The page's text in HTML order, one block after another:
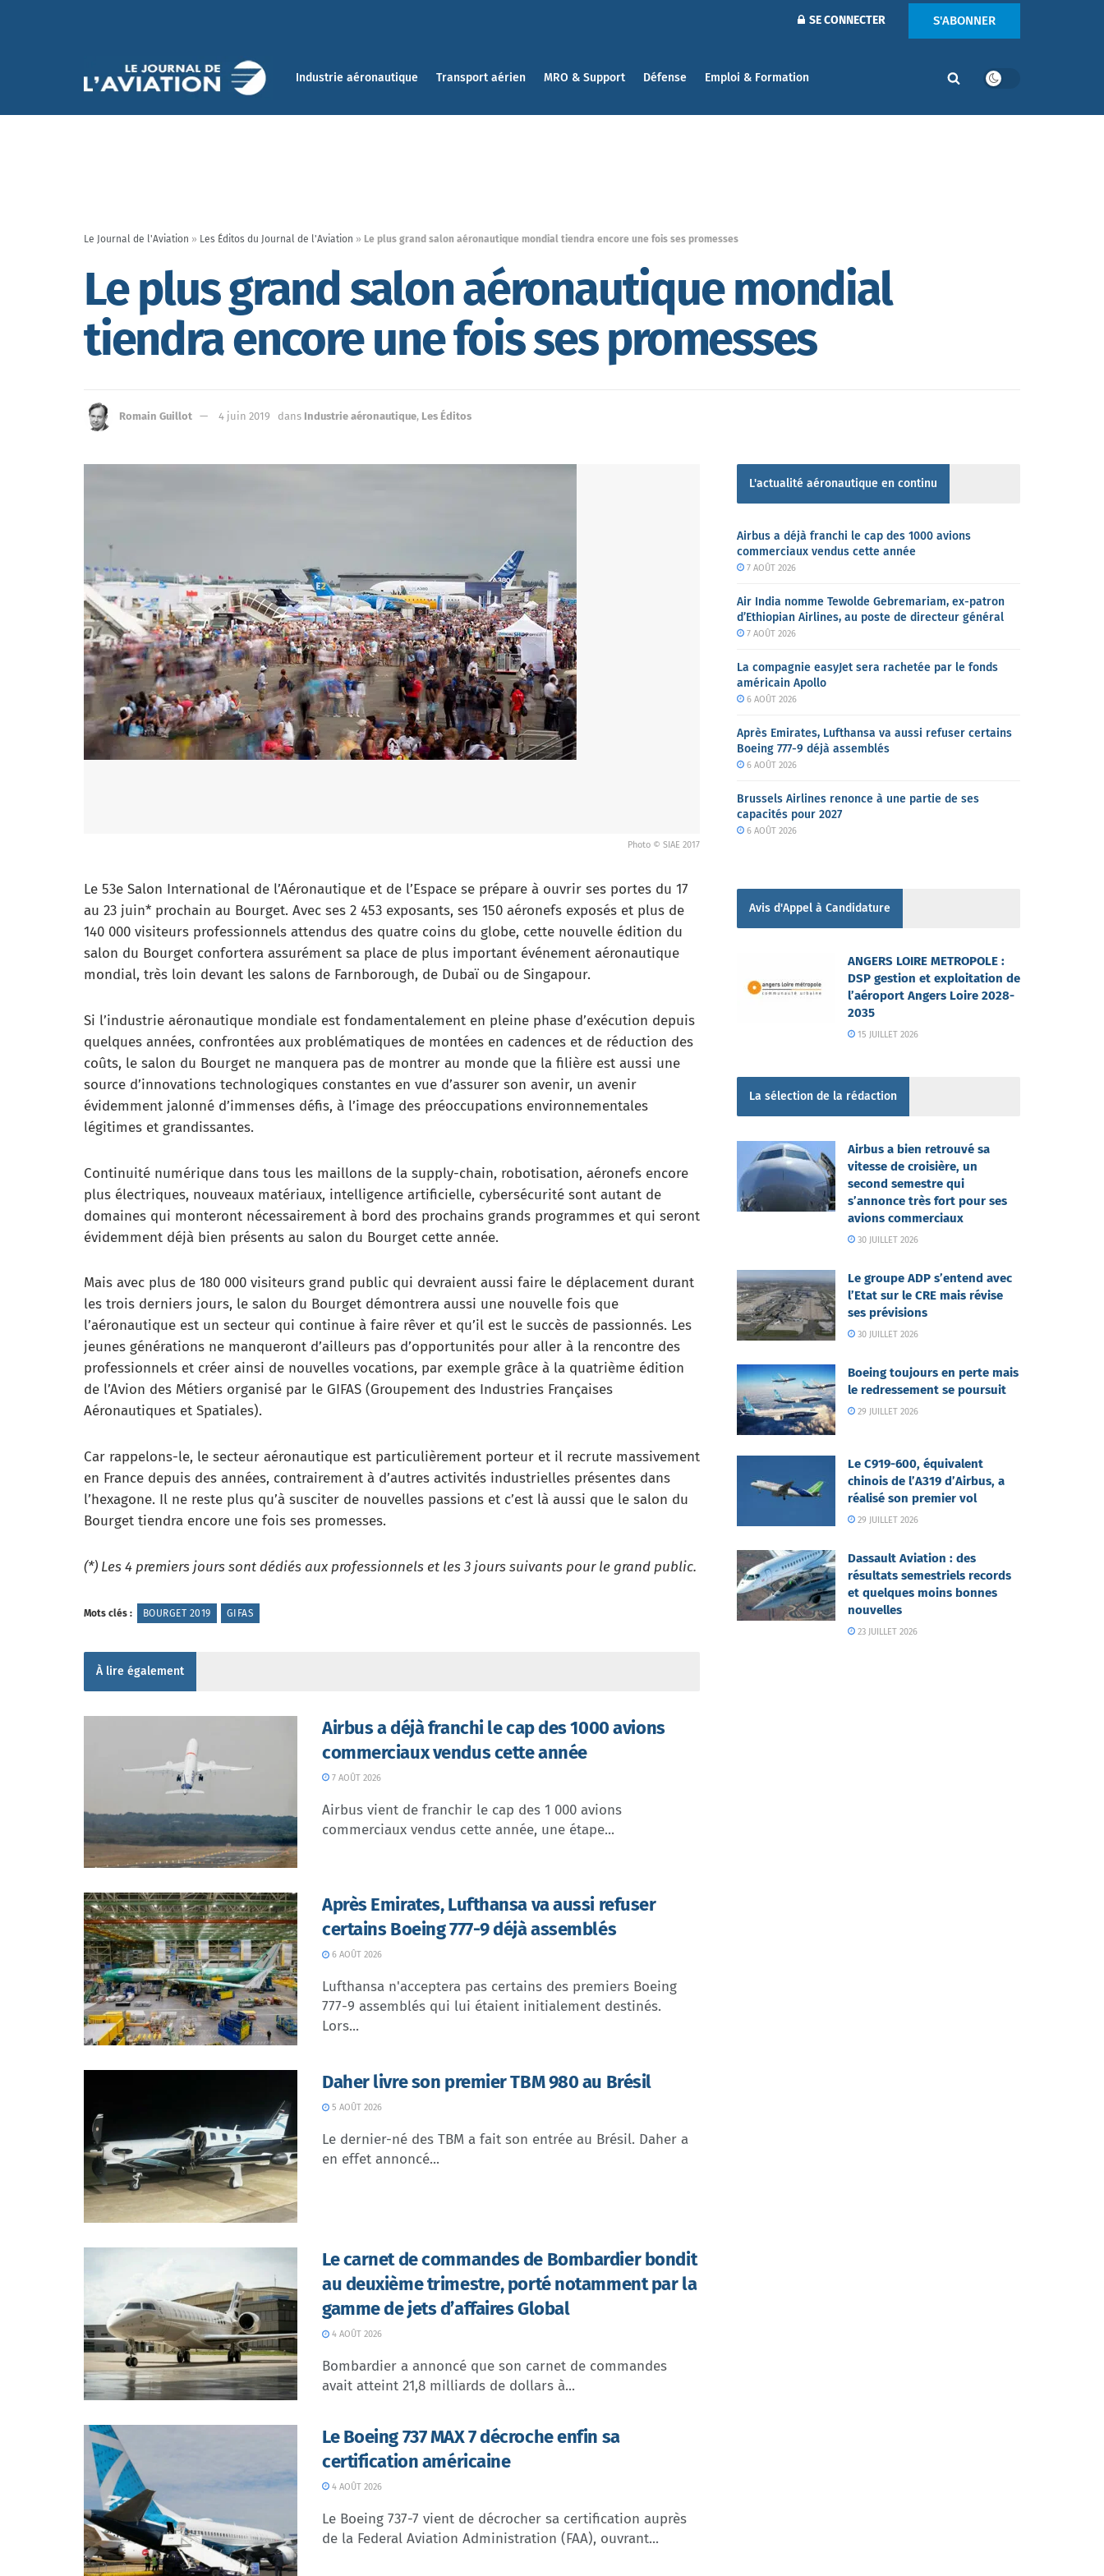
SE CONNECTER S'ABONNER
Industrie aéronautique Transport aérien MRO & Support Défense Emploi & Formation
Le Journal de l'Aviation » Les Éditos du Journal de l'Aviation » Le plus grand salon aéronautique mondial tiendra encore une fois ses promesses
Le plus grand salon aéronautique mondial
tiendra encore une fois ses promesses
Romain Guillot 4 juin 2019 dans Industrie aéronautique, Les Éditos
Photo © SIAE 2017
Le 53e Salon International de l’Aéronautique et de l’Espace se prépare à ouvrir ses portes du 17
au 23 juin* prochain au Bourget. Avec ses 2 453 exposants, ses 150 aéronefs exposés et plus de
140 000 visiteurs professionnels attendus des quatre coins du globe, cette nouvelle édition du
salon du Bourget confortera assurément sa place de plus important événement aéronautique
mondial, très loin devant les salons de Farnborough, de Dubaï ou de Singapour.
Si l’industrie aéronautique mondiale est fondamentalement en pleine phase d’exécution depuis
quelques années, confrontées aux problématiques de montées en cadences et de réduction des
coûts, le salon du Bourget ne manquera pas de montrer au monde que la filière est aussi une
source d’innovations technologiques constantes en vue d’assurer son avenir, un avenir
évidemment jalonné d’immenses défis, à l’image des préoccupations environnementales
légitimes et grandissantes.
Continuité numérique dans tous les maillons de la supply-chain, robotisation, aéronefs encore
plus électriques, nouveaux matériaux, intelligence artificielle, cybersécurité sont autant de
domaines qui monteront nécessairement à bord des prochains grands programmes et qui seront
évidemment déjà bien présents au salon du Bourget cette année.
Mais avec plus de 180 000 visiteurs grand public qui devraient aussi faire le déplacement durant
les trois derniers jours, le salon du Bourget démontrera aussi une nouvelle fois que
l’aéronautique est un secteur qui continue à faire rêver et qu’il est le succès de passionnés. Les
jeunes générations ne manqueront d’ailleurs pas d’opportunités pour aller à la rencontre des
professionnels et créer ainsi de nouvelles vocations, par exemple grâce à la quatrième édition
de l’Avion des Métiers organisé par le GIFAS (Groupement des Industries Françaises
Aéronautiques et Spatiales).
Car rappelons-le, le secteur aéronautique est particulièrement porteur et il recrute massivement
en France depuis des années, contrairement à d’autres activités industrielles présentes dans
l’hexagone. Il ne reste plus qu’à susciter de nouvelles passions et c’est là aussi que le salon du
Bourget tiendra encore une fois ses promesses.
(*) Les 4 premiers jours sont dédiés aux professionnels et les 3 jours suivants pour le grand public.
Mots clés : BOURGET 2019 GIFAS
À lire également
Airbus a déjà franchi le cap des 1000 avions
commerciaux vendus cette année
7 AOÛT 2026
Airbus vient de franchir le cap des 1 000 avions
commerciaux vendus cette année, une étape...
Après Emirates, Lufthansa va aussi refuser
certains Boeing 777-9 déjà assemblés
6 AOÛT 2026
Lufthansa n'acceptera pas certains des premiers Boeing
777-9 assemblés qui lui étaient initialement destinés.
Lors...
Daher livre son premier TBM 980 au Brésil
5 AOÛT 2026
Le dernier-né des TBM a fait son entrée au Brésil. Daher a
en effet annoncé...
Le carnet de commandes de Bombardier bondit
au deuxième trimestre, porté notamment par la
gamme de jets d’affaires Global
4 AOÛT 2026
Bombardier a annoncé que son carnet de commandes
avait atteint 21,8 milliards de dollars à...
Le Boeing 737 MAX 7 décroche enfin sa
certification américaine
4 AOÛT 2026
Le Boeing 737-7 vient de décrocher sa certification auprès
de la Federal Aviation Administration (FAA), ouvrant...
L'actualité aéronautique en continu
Airbus a déjà franchi le cap des 1000 avions
commerciaux vendus cette année
7 AOÛT 2026
Air India nomme Tewolde Gebremariam, ex-patron
d’Ethiopian Airlines, au poste de directeur général
7 AOÛT 2026
La compagnie easyJet sera rachetée par le fonds
américain Apollo
6 AOÛT 2026
Après Emirates, Lufthansa va aussi refuser certains
Boeing 777-9 déjà assemblés
6 AOÛT 2026
Brussels Airlines renonce à une partie de ses
capacités pour 2027
6 AOÛT 2026
Avis d'Appel à Candidature
ANGERS LOIRE METROPOLE :
DSP gestion et exploitation de
l’aéroport Angers Loire 2028-
2035
15 JUILLET 2026
La sélection de la rédaction
Airbus a bien retrouvé sa
vitesse de croisière, un
second semestre qui
s’annonce très fort pour ses
avions commerciaux
30 JUILLET 2026
Le groupe ADP s’entend avec
l’Etat sur le CRE mais révise
ses prévisions
30 JUILLET 2026
Boeing toujours en perte mais
le redressement se poursuit
29 JUILLET 2026
Le C919-600, équivalent
chinois de l’A319 d’Airbus, a
réalisé son premier vol
29 JUILLET 2026
Dassault Aviation : des
résultats semestriels records
et quelques moins bonnes
nouvelles
23 JUILLET 2026